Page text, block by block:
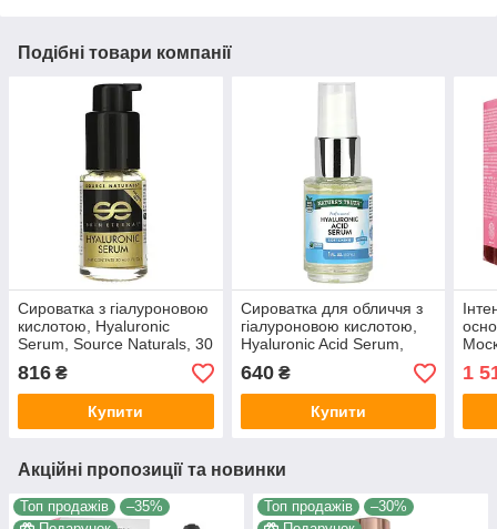
Подібні товари компанії
Сироватка з гіалуроновою
кислотою, Hyaluronic
Serum, Source Naturals, 30
мл
816 ₴
Купити
Сироватка для обличчя з
гіалуроновою кислотою,
Hyaluronic Acid Serum,
Nature's Truth, без запаху,
30 мл
640₴
Купити
мл
1
Акційні пропозиції та новинки
Топ продажів
–35%
Топ продажів
–30%